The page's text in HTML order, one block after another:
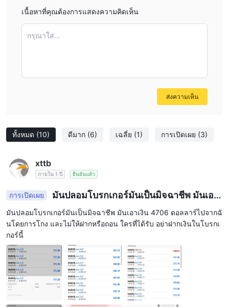
ทั้งหมด (10) ดีมาก (6) เฉลี่ย (1) การเปิดเผย (3)
xttb
ภายใน 1 ปี ยืนยันแล้ว
การเปิดเผย
มันปลอมโบรกเกอร์มันเป็นมิจฉาชีพ มันเอาเ
งิน 4706 ดอลลาร์ไปจากฉันโดยการโกง และไม่ให้ฝาก
หรือถอน ใครที่ได้รับ อย่าฝากเงินในโบรกเกอร์นี้
มันปลอมโบรกเกอร์มันเป็นมิจฉาชีพ มันเอาเงิน 4706 ดอลลาร์ไปจากฉั
นโดยการโกง และไม่ให้ฝากหรือถอน ใครที่ได้รับ อย่าฝากเงินในโบรกเ
กอร์นี้
เนื้อหาที่คุณต้องการแสดงความคิดเห็น
กรุณาใส่...
ส่งความเห็น